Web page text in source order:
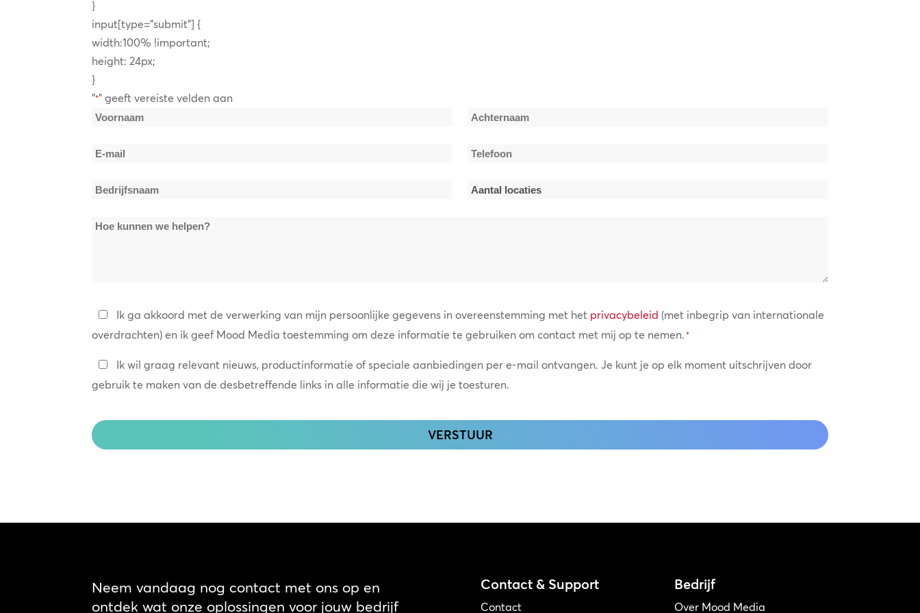
}
input[type=”submit”] {
width:100% !important;
height: 24px;
}
"*" geeft vereiste velden aan
Naam
E-
Telefoon
Bedrijfsnaam
Aantal
Hoe
Privacybeleid
*
Ik ga akkoord met de verwerking van mijn persoonlijke gegevens in overeenstemming met het privacybeleid (met inbegrip van internationale
overdrachten) en ik geef Mood Media toestemming om deze informatie te gebruiken om contact met mij op te nemen.*
Blijf
in
Ik wil graag relevant nieuws, productinformatie of speciale aanbiedingen per e-mail ontvangen. Je kunt je op elk moment uitschrijven door
gebruik te maken van de desbetreffende links in alle informatie die wij je toesturen.
Neem vandaag nog contact met ons op en
ontdek wat onze oplossingen voor jouw bedrijf
Contact & Support
Contact
Bedrijf
Over Mood Media